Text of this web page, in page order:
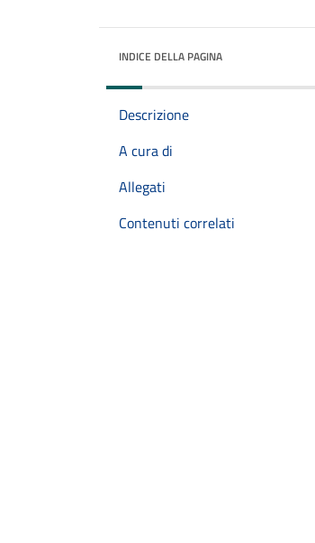
INDICE DELLA PAGINA
Descrizione
A cura di
Allegati
Contenuti correlati